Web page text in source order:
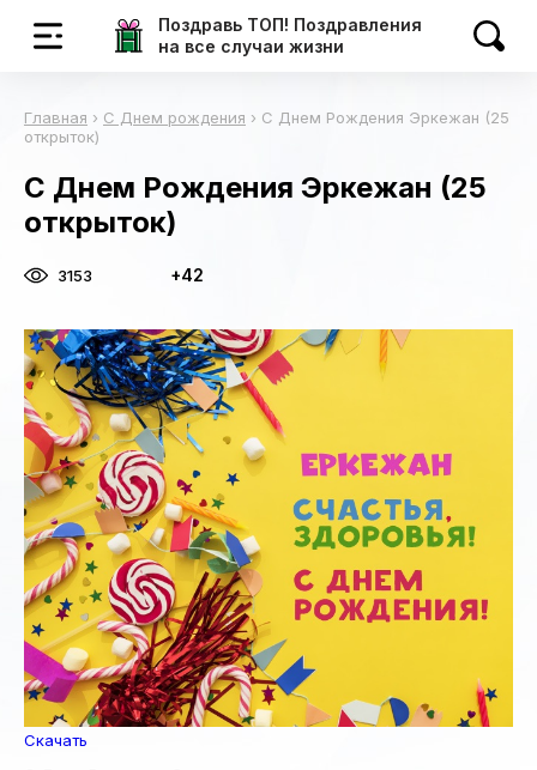
Поздравь ТОП! Поздравления
на все случаи жизни
Главная › С Днем рождения › С Днем Рождения Эркежан (25
открыток)
С Днем Рождения Эркежан (25
открыток)
3153 +42
Скачать